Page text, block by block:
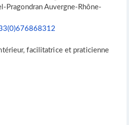
Pragondran Auvergne-Rhône-
facilitatrice et praticienne